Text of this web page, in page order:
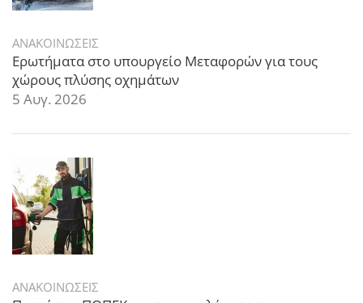
ΑΝΑΚΟΙΝΩΣΕΙΣ
Ερωτήματα στο υπουργείο Μεταφορών για τους
χώρους πλύσης οχημάτων
5 Αυγ. 2026
ΑΝΑΚΟΙΝΩΣΕΙΣ